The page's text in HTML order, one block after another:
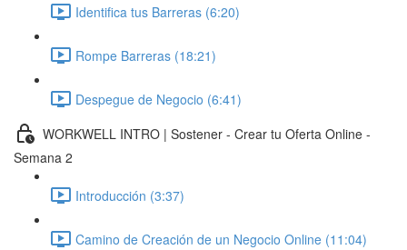
Identifica tus Barreras (6:20)
Rompe Barreras (18:21)
Despegue de Negocio (6:41)
WORKWELL INTRO | Sostener - Crear tu Oferta Online -
Semana 2
Introducción (3:37)
Camino de Creación de un Negocio Online (11:04)